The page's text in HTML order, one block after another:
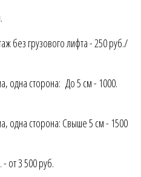
без грузового лифта - 250 руб./
одна сторона: До 5 см - 1000.
одна сторона: Свыше 5 см - 1500
- от 3 500 руб.